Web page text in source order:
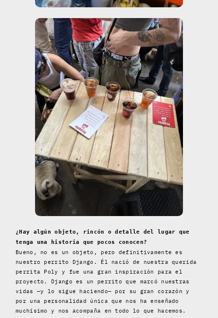
¿Hay algún objeto, rincón o detalle del lugar que
tenga una historia que pocos conocen?
Bueno, no es un objeto, pero definitivamente es
nuestro perrito Django. Él nació de nuestra querida
perrita Poly y fue una gran inspiración para el
proyecto. Django es un perrito que marcó nuestras
vidas —y lo sigue haciendo— por su gran corazón y
por una personalidad única que nos ha enseñado
muchísimo y nos acompaña en todo lo que hacemos.